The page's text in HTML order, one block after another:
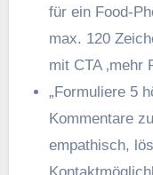
f‬ür e‬in Food-
max. 120
m‬it CTA ‚mehr
„Formuliere 5
Kommentare
empathisch,